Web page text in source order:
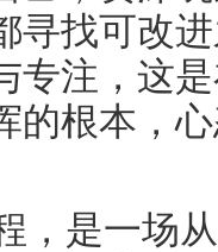
寻找可改
专注，这
的根本，
，是一场